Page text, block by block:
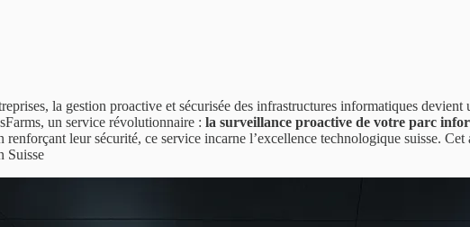
la gestion proactive et sécurisée des infrastructures informatiques
un service révolutionnaire : la surveillance proactive de votre parc
leur sécurité, ce service incarne l’excellence technologique suisse.
Suisse